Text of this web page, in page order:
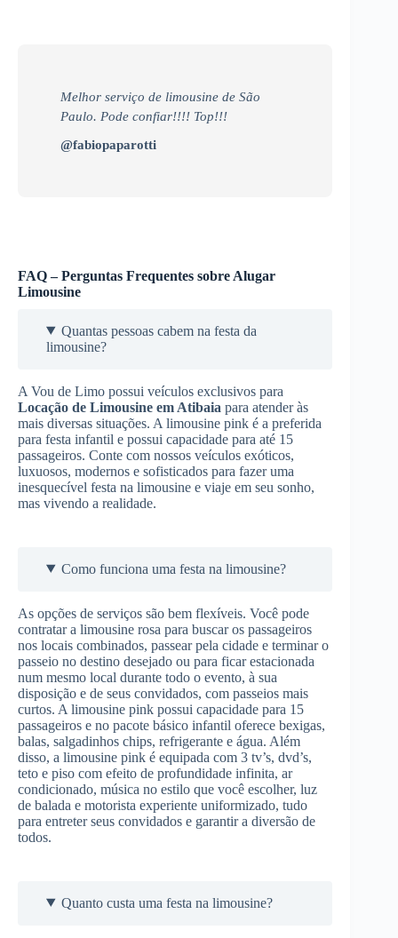
Melhor serviço de limousine de São
Paulo. Pode confiar!!!! Top!!!
@fabiopaparotti
FAQ – Perguntas Frequentes sobre Alugar
Limousine
Quantas pessoas cabem na festa da
limousine?
A Vou de Limo possui veículos exclusivos para
Locação de Limousine em Atibaia para atender às
mais diversas situações. A limousine pink é a preferida
para festa infantil e possui capacidade para até 15
passageiros. Conte com nossos veículos exóticos,
luxuosos, modernos e sofisticados para fazer uma
inesquecível festa na limousine e viaje em seu sonho,
mas vivendo a realidade.
Como funciona uma festa na limousine?
As opções de serviços são bem flexíveis. Você pode
contratar a limousine rosa para buscar os passageiros
nos locais combinados, passear pela cidade e terminar o
passeio no destino desejado ou para ficar estacionada
num mesmo local durante todo o evento, à sua
disposição e de seus convidados, com passeios mais
curtos. A limousine pink possui capacidade para 15
passageiros e no pacote básico infantil oferece bexigas,
balas, salgadinhos chips, refrigerante e água. Além
disso, a limousine pink é equipada com 3 tv’s, dvd’s,
teto e piso com efeito de profundidade infinita, ar
condicionado, música no estilo que você escolher, luz
de balada e motorista experiente uniformizado, tudo
para entreter seus convidados e garantir a diversão de
todos.
Quanto custa uma festa na limousine?